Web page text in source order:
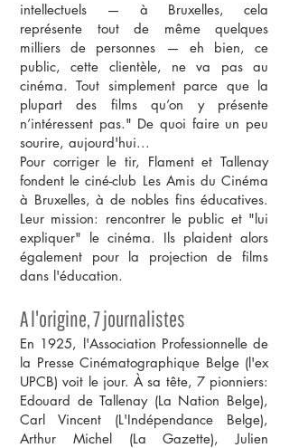
intellectuels — à Bruxelles, cela
représente tout de même quelques
milliers de personnes — eh bien, ce
public, cette clientèle, ne va pas au
cinéma. Tout simplement parce que la
plupart des films qu’on y présente
n’intéressent pas." De quoi faire un peu
sourire, aujourd'hui...
Pour corriger le tir, Flament et Tallenay
fondent le ciné-club Les Amis du Cinéma
à Bruxelles, à de nobles fins éducatives.
Leur mission: rencontrer le public et "lui
expliquer" le cinéma. Ils plaident alors
également pour la projection de films
dans l'éducation.
A l'origine, 7 journalistes
En 1925, l'Association Professionnelle de
la Presse Cinématographique Belge (l'ex
UPCB) voit le jour. À sa tête, 7 pionniers:
Edouard de Tallenay (La Nation Belge),
Carl Vincent (L'Indépendance Belge),
Arthur Michel (La Gazette), Julien